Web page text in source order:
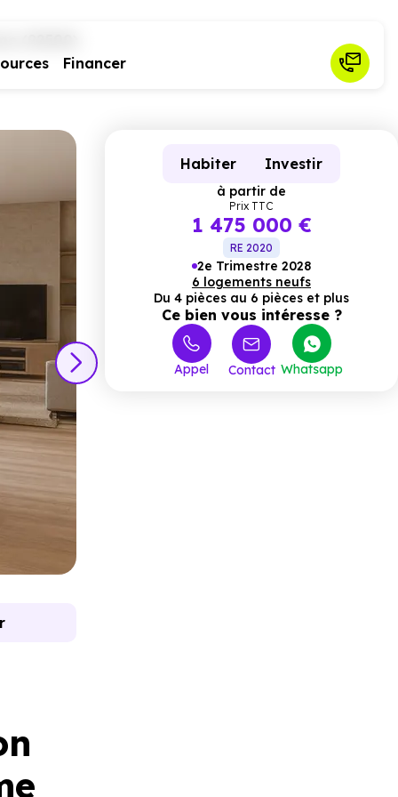
Financer
(92500)
Habiter Investir
à partir de
Prix TTC
1 475 000 €
RE 2020
2e Trimestre 2028
6 logements neufs
Du 4 pièces au 6 pièces et plus
Ce bien vous intéresse ?
Appel Contact Whatsapp